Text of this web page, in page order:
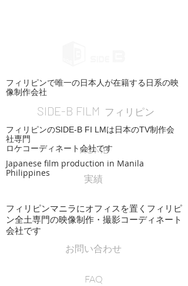
フィリピンで唯一の日本人が在籍する日系の映
像制作会社
SIDE-B FILM フィリピン
Japanese film production in Manila
Philippines
HOME
実績
フィリピンのSIDE-B FI LMは日本のTV制作会
社専門
ロケコーディネート会社です
フィリピンマニラにオフィスを置くフィリピ
ン全土専門の映像制作・撮影コーディネート
会社です
お問い合わせ
FAQ